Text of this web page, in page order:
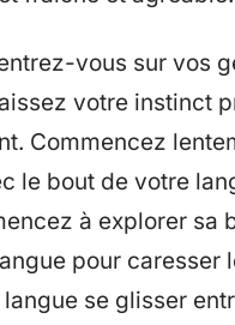
vous sur vos
votre instinct
Commencez
le bout de votre
à explorer sa
pour caresser
se glisser